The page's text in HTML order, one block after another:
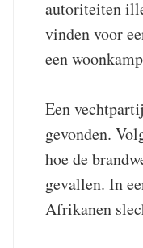
autoriteiten
vinden voor
een
Een
gevonden.
hoe de
gevallen. In
Afrikanen